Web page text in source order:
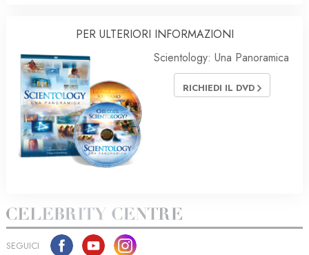
PER ULTERIORI INFORMAZIONI
Scientology: Una Panoramica
RICHIEDI IL DVD
SEGUICI